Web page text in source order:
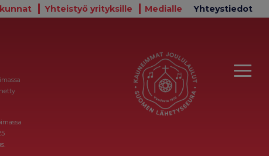
Yhteistyö yrityksille Medialle Yhteystiedot